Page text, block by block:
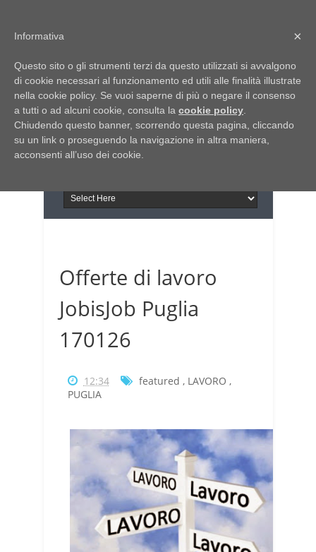
Italia Notizie
Giornale di Basilicata
Giornale di Puglia
INFORMAPUGLIA
Il portale n.1 del lavoro
in Puglia
Offerte di lavoro
JobisJob Puglia
170126
12:34 featured , LAVORO ,
PUGLIA
×
Informativa
Questo sito o gli strumenti terzi da questo utilizzati si avvalgono
di cookie necessari al funzionamento ed utili alle finalità illustrate
nella cookie policy. Se vuoi saperne di più o negare il consenso
a tutti o ad alcuni cookie, consulta la cookie policy
Chiudendo questo banner, scorrendo questa pagina, cliccando
su un link o proseguendo la navigazione in altra maniera,
acconsenti all’uso dei cookie.